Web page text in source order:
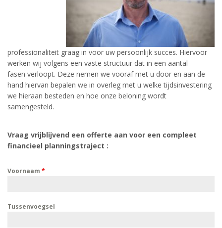
professionaliteit graag in voor uw persoonlijk succes. Hiervoor
werken wij volgens een vaste structuur dat in een aantal
fasen verloopt. Deze nemen we vooraf met u door en aan de
hand hiervan bepalen we in overleg met u welke tijdsinvestering
we hieraan besteden en hoe onze beloning wordt
samengesteld.
Vraag vrijblijvend een offerte aan voor een compleet
financieel planningstraject :
Voornaam *
Tussenvoegsel